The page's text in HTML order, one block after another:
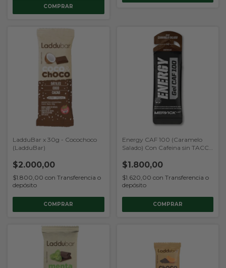
LadduBar x 30g - Cocochoco
(LadduBar)
$2.000,00
$1.800,00 con Transferencia o
depósito
COMPRAR
Energy CAF 100 (Caramelo
Salado) Con Cafeina sin TACC
$1.800,00
$1.620,00 con Transferencia o
depósito